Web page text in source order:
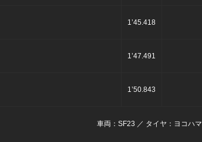
1’45.418
1’47.491
1’50.843
車両：SF23 ／ タイヤ：ヨコハマ